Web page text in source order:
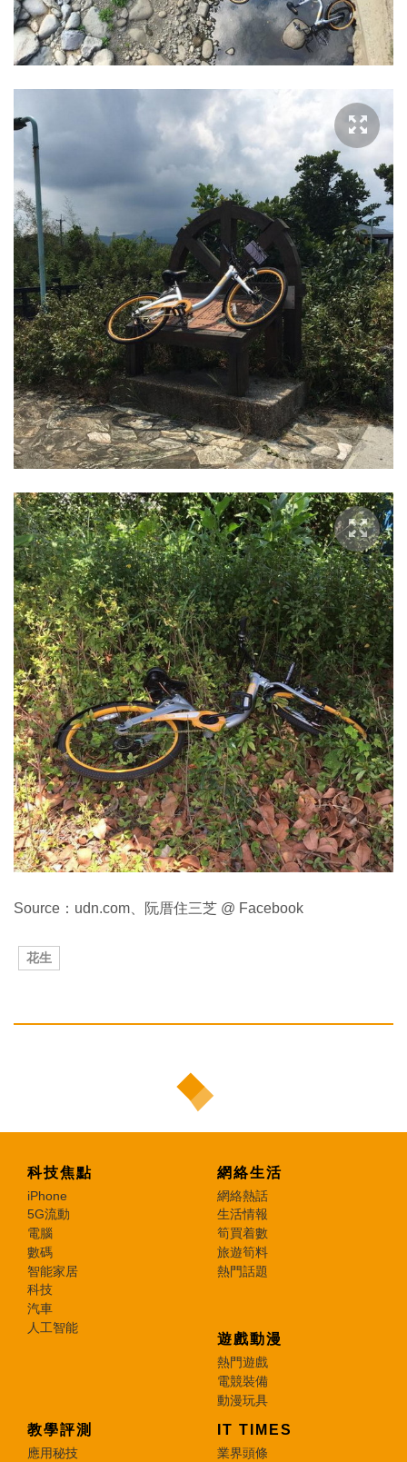
Source：udn.com、阮厝住三芝 @ Facebook
花生
科技焦點
iPhone
5G流動
電腦
數碼
智能家居
科技
汽車
人工智能
網絡生活
網絡熱話
生活情報
筍買着數
旅遊筍料
熱門話題
遊戲動漫
熱門遊戲
電競裝備
動漫玩具
教學評測
應用秘技
IT TIMES
業界頭條